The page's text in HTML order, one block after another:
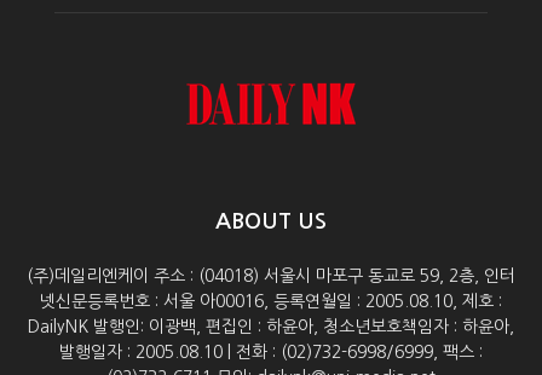
ABOUT US
(주)데일리엔케이 주소 : (04018) 서울시 마포구 동교로 59, 2층, 인터
넷신문등록번호 : 서울 아00016, 등록연월일 : 2005.08.10, 제호 :
DailyNK 발행인: 이광백, 편집인 : 하윤아, 청소년보호책임자 : 하윤아,
발행일자 : 2005.08.10 | 전화 : (02)732-6998/6999, 팩스 :